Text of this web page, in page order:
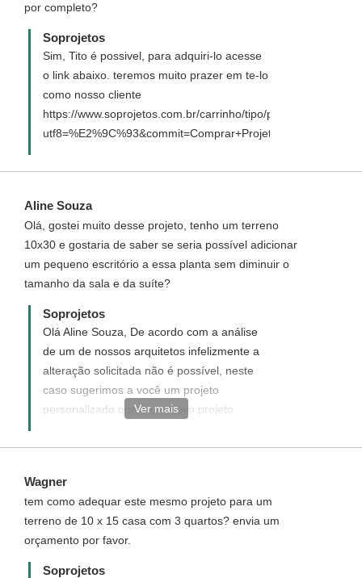
por completo?
Soprojetos
Sim, Tito é possivel, para adquiri-lo acesse
o link abaixo. teremos muito prazer em te-lo
como nosso cliente
https://www.soprojetos.com.br/carrinho/tipo/padrao/94?
utf8=%E2%9C%93&commit=Comprar+Projeto
Aline Souza
Olá, gostei muito desse projeto, tenho um terreno
10x30 e gostaria de saber se seria possível adicionar
um pequeno escritório a essa planta sem diminuir o
tamanho da sala e da suíte?
Soprojetos
Olá Aline Souza, De acordo com a análise
de um de nossos arquitetos infelizmente a
alteração solicitada não é possível, neste
caso sugerimos a você um projeto
personalizado que é um novo projeto
enviaremos uma proposta para seu email
quais os custos e como adquirir este projeto
personalizado. Disponha para quaisquer
dúvida. Será um prazer ter você como uma
de nossas clientes.
Ver mais
Wagner
tem como adequar este mesmo projeto para um
terreno de 10 x 15 casa com 3 quartos? envia um
orçamento por favor.
Soprojetos